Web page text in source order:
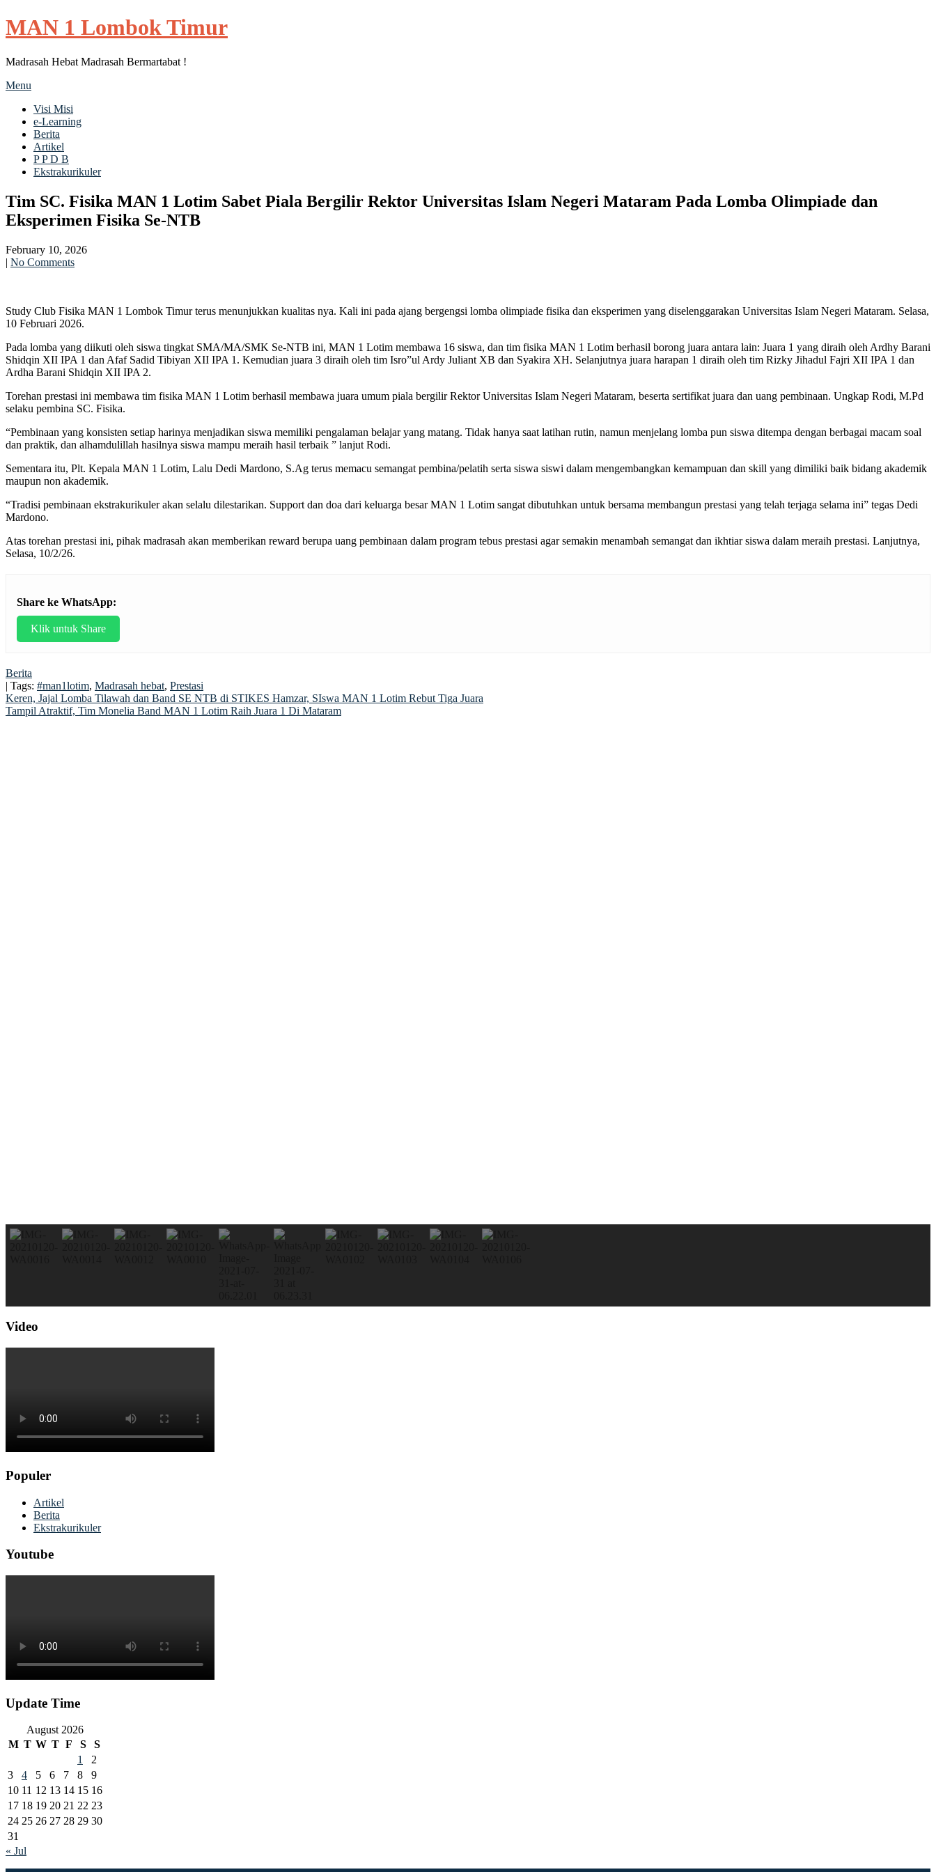
MAN 1 Lombok Timur
Madrasah Hebat Madrasah Bermartabat !
Menu
Visi Misi
e-Learning
Berita
Artikel
P P D B
Ekstrakurikuler
Tim SC. Fisika MAN 1 Lotim Sabet Piala Bergilir Rektor Universitas Islam Negeri Mataram Pada Lomba Olimpiade dan
Eksperimen Fisika Se-NTB
February 10, 2026
| No Comments
Study Club Fisika MAN 1 Lombok Timur terus menunjukkan kualitas nya. Kali ini pada ajang bergengsi lomba olimpiade fisika dan eksperimen yang diselenggarakan Universitas Islam Negeri Mataram. Selasa,
10 Februari 2026.
Pada lomba yang diikuti oleh siswa tingkat SMA/MA/SMK Se-NTB ini, MAN 1 Lotim membawa 16 siswa, dan tim fisika MAN 1 Lotim berhasil borong juara antara lain: Juara 1 yang diraih oleh Ardhy Barani
Shidqin XII IPA 1 dan Afaf Sadid Tibiyan XII IPA 1. Kemudian juara 3 diraih oleh tim Isro”ul Ardy Juliant XB dan Syakira XH. Selanjutnya juara harapan 1 diraih oleh tim Rizky Jihadul Fajri XII IPA 1 dan
Ardha Barani Shidqin XII IPA 2.
Torehan prestasi ini membawa tim fisika MAN 1 Lotim berhasil membawa juara umum piala bergilir Rektor Universitas Islam Negeri Mataram, beserta sertifikat juara dan uang pembinaan. Ungkap Rodi, M.Pd
selaku pembina SC. Fisika.
“Pembinaan yang konsisten setiap harinya menjadikan siswa memiliki pengalaman belajar yang matang. Tidak hanya saat latihan rutin, namun menjelang lomba pun siswa ditempa dengan berbagai macam soal
dan praktik, dan alhamdulillah hasilnya siswa mampu meraih hasil terbaik ” lanjut Rodi.
Sementara itu, Plt. Kepala MAN 1 Lotim, Lalu Dedi Mardono, S.Ag terus memacu semangat pembina/pelatih serta siswa siswi dalam mengembangkan kemampuan dan skill yang dimiliki baik bidang akademik
maupun non akademik.
“Tradisi pembinaan ekstrakurikuler akan selalu dilestarikan. Support dan doa dari keluarga besar MAN 1 Lotim sangat dibutuhkan untuk bersama membangun prestasi yang telah terjaga selama ini” tegas Dedi
Mardono.
Atas torehan prestasi ini, pihak madrasah akan memberikan reward berupa uang pembinaan dalam program tebus prestasi agar semakin menambah semangat dan ikhtiar siswa dalam meraih prestasi. Lanjutnya,
Selasa, 10/2/26.
Share ke WhatsApp:
Klik untuk Share
Berita
| Tags: #man1lotim, Madrasah hebat, Prestasi
Post
navigation
Keren, Jajal Lomba Tilawah dan Band SE NTB di STIKES Hamzar, SIswa MAN 1 Lotim Rebut Tiga Juara
Tampil Atraktif, Tim Monelia Band MAN 1 Lotim Raih Juara 1 Di Mataram
Video
Populer
Artikel
Berita
Ekstrakurikuler
Youtube
Update Time
August 2026
M T W T F S
S
1
2
3
4 5 6 7 8
9
10 11 12 13 14 15 16
17 18 19 20 21 22 23
24 25 26 27 28 29 30
31
« Jul